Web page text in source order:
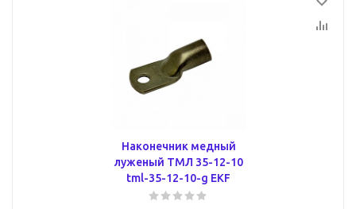
Наконечник медный
луженый ТМЛ 35-12-10
tml-35-12-10-g EKF